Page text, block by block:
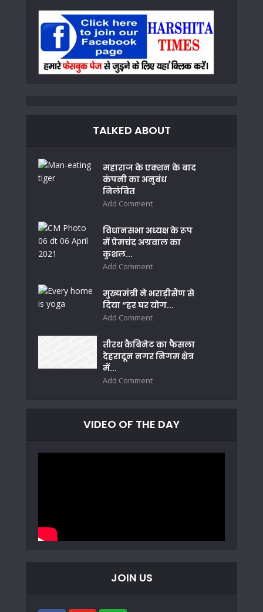
TALKED ABOUT
महाराज के एक्शन के बाद
कंपनी का अनुबंध
निलंबित
Add Comment
विधानसभा अध्यक्ष के रूप
में प्रेमचंद अग्रवाल का
कुशल...
Add Comment
मुख्यमंत्री ने भराड़ीसैंण से
दिया “हर घर योग...
Add Comment
तीरथ कैबिनेट का फैसला
देहरादून नगर निगम क्षेत्र
में...
Add Comment
VIDEO OF THE DAY
JOIN US